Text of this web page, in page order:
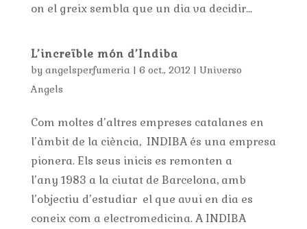
on el greix sembla que un dia va decidir...
L’increïble món d’Indiba
by angelsperfumeria| 6 oct., 2012| Universo
Angels
Com moltes d’altres empreses catalanes en
l’àmbit de la ciència, INDIBA és una empresa
pionera. Els seus inicis es remonten a
l’any 1983 a la ciutat de Barcelona, amb
l’objectiu d’estudiar el que avui en dia es
coneix com a electromedicina. A INDIBA